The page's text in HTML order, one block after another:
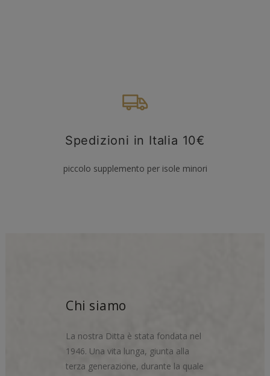
Spedizioni in Italia 10€
piccolo supplemento per isole minori
Chi siamo
La nostra Ditta è stata fondata nel
1946. Una vita lunga, giunta alla
terza generazione, durante la quale